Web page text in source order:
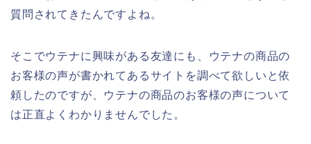
質問されてきたんですよね。
そこでウテナに興味がある友達にも、ウテナの商品の
お客様の声が書かれてあるサイトを調べて欲しいと依
頼したのですが、ウテナの商品のお客様の声について
は正直よくわかりませんでした。